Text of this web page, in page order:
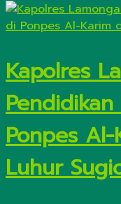
Kapolres
Ponpes
Luhur